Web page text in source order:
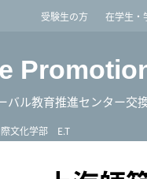
受験生の方 在学生・
バル教育推進センター交
文化学部 E.T